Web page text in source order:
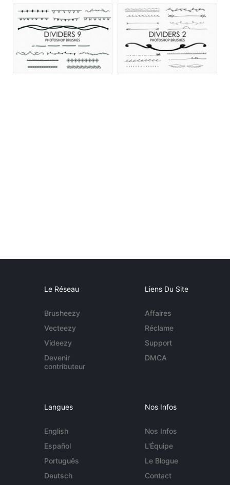
Le Réseau
Brusheezy
Vecteezy
Videezy
Devenir
contributeur
Liens Du Site
Affaires
Réclame
Support
DMCA
Langues
English
Español
Português
Deutsch
Nos Infos
Nos Infos
L'Équipe
Le Blogue
Contact